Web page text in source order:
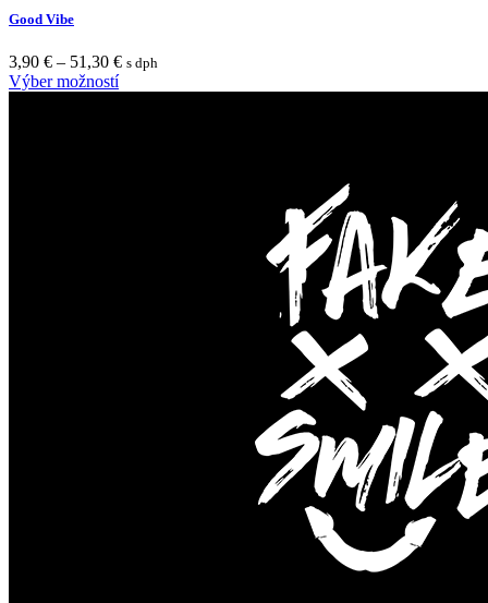
Good Vibe
3,90 € – 51,30 € s dph
Výber možností